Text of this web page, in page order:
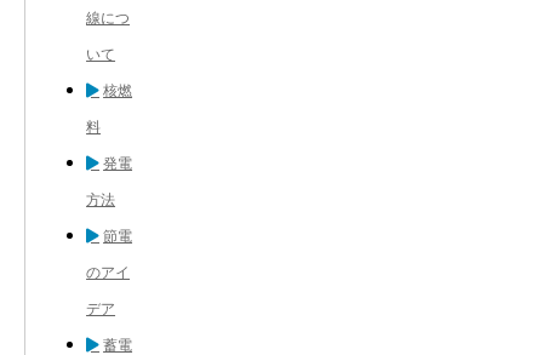
線につ
いて
核燃
料
発電
方法
節電
のアイ
デア
蓄電